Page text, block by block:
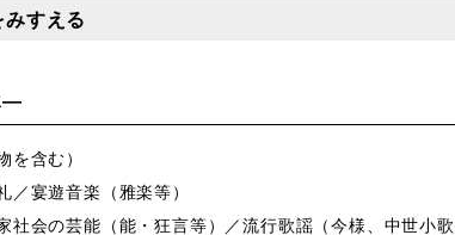
すえる
―
を含む）
／宴遊音楽（雅楽等）
会の芸能（能・狂言等）／流行歌謡（今様、中世小歌